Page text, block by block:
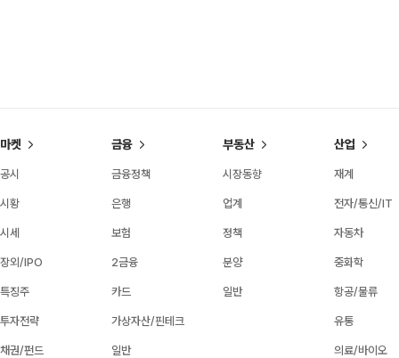
마켓
공시
시황
시세
장외/IPO
특징주
투자전략
채권/펀드
금융
금융정책
은행
보험
2금융
카드
가상자산/핀테크
일반
부동산
시장동향
업계
정책
분양
일반
산업
재계
전자/통신/IT
자동차
중화학
항공/물류
유통
의료/바이오